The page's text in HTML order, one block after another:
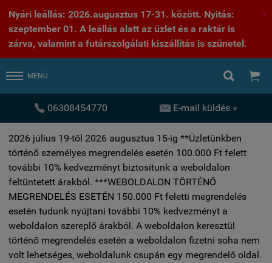
Nyári leállás: 2026.augusztus 17-31. között. Nyitás:
szeptember 01. A leállás alatt az üzlet és a raktár is
zárva, valamint a futárszolgálati kiszállítás is szünetel.
X
MENÜ  
 06308454770  E-mail küldés »
2026 július 19-től 2026 augusztus 15-ig **Üzletünkben
történő személyes megrendelés esetén 100.000 Ft felett
további 10% kedvezményt biztosítunk a weboldalon
feltüntetett árakból. ***WEBOLDALON TÖRTÉNŐ
MEGRENDELÉS ESETÉN 150.000 Ft feletti megrendelés
esetén tudunk nyújtani további 10% kedvezményt a
weboldalon szereplő árakból. A weboldalon keresztül
történő megrendelés esetén a weboldalon fizetni soha nem
volt lehetséges, weboldalunk csupán egy megrendelő oldal.